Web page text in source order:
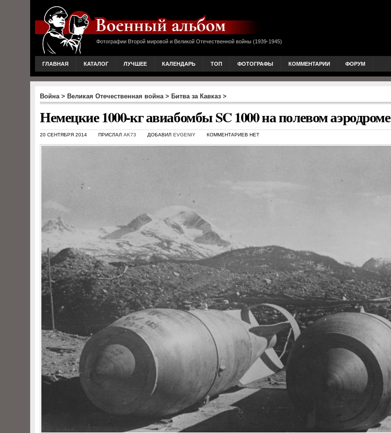
Фотографии Второй мировой и Великой Отечественной войны (1939-1945)
ГЛАВНАЯ КАТАЛОГ ЛУЧШЕЕ КАЛЕНДАРЬ ТОП ФОТОГРАФЫ КОММЕНТАРИИ ФОРУМ
Война> Великая Отечественная война> Битва за Кавказ >
Немецкие 1000-кг авиабомбы SC 1000 на полевом аэродроме
20 СЕНТЯБРЯ 2014 ПРИСЛАЛ AK73 ДОБАВИЛ EVGENIY КОММЕНТАРИЕВ НЕТ